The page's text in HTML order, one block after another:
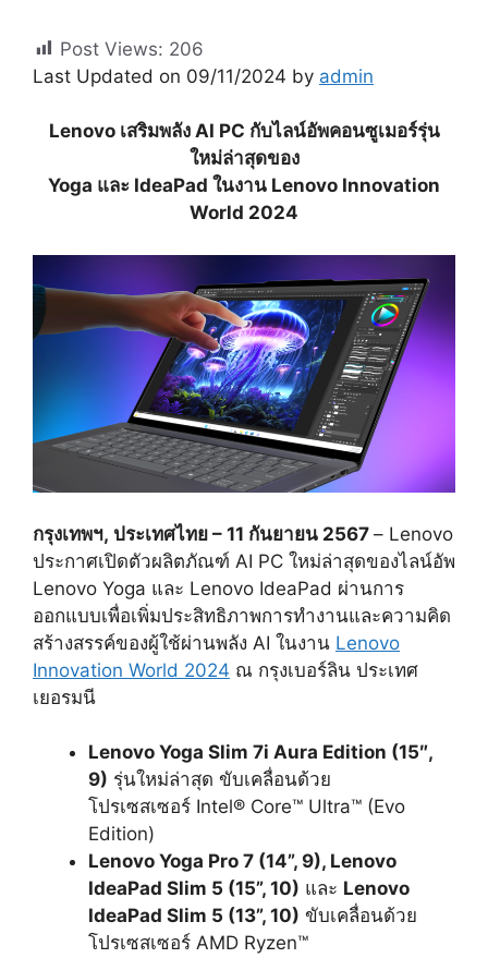
Post Views: 206
Last Updated on 09/11/2024 by admin
Lenovo เสริมพลัง AI PC กับไลน์อัพคอนซูเมอร์รุ่น
ใหม่ล่าสุดของ
Yoga และ IdeaPad ในงาน Lenovo Innovation
World 2024
กรุงเทพฯ, ประเทศไทย – 11 กันยายน 2567 – Lenovo
ประกาศเปิดตัวผลิตภัณฑ์ AI PC ใหม่ล่าสุดของไลน์อัพ
Lenovo Yoga และ Lenovo IdeaPad ผ่านการ
ออกแบบเพื่อเพิ่มประสิทธิภาพการทำงานและความคิด
สร้างสรรค์ของผู้ใช้ผ่านพลัง AI ในงาน Lenovo
Innovation World 2024 ณ กรุงเบอร์ลิน ประเทศ
เยอรมนี
Lenovo Yoga Slim 7i Aura Edition (15″,
9) รุ่นใหม่ล่าสุด ขับเคลื่อนด้วย
โปรเซสเซอร์ Intel® Core™ Ultra™ (Evo
Edition)
Lenovo Yoga Pro 7 (14”, 9), Lenovo
IdeaPad Slim 5 (15”, 10) และ Lenovo
IdeaPad Slim 5 (13”, 10) ขับเคลื่อนด้วย
โปรเซสเซอร์ AMD Ryzen™